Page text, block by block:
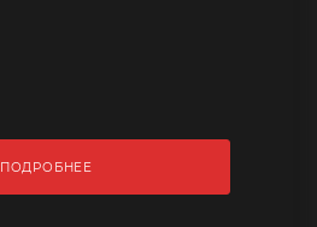
ПОДРОБНЕЕ